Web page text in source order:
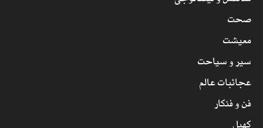
صحت
معیشت
سیر و سیاحت
عجائبات عالم
فن و فنکار